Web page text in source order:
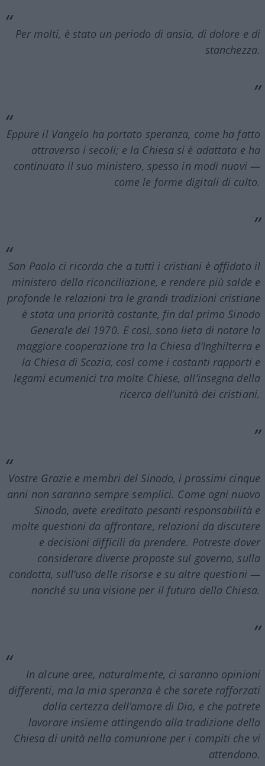
Per molti, è stato un periodo di ansia, di dolore e di
stanchezza.
Eppure il Vangelo ha portato speranza, come ha fatto
attraverso i secoli; e la Chiesa si è adattata e ha
continuato il suo ministero, spesso in modi nuovi —
come le forme digitali di culto.
San Paolo ci ricorda che a tutti i cristiani è affidato il
ministero della riconciliazione, e rendere più salde e
profonde le relazioni tra le grandi tradizioni cristiane
è stata una priorità costante, fin dal primo Sinodo
Generale del 1970. E così, sono lieta di notare la
maggiore cooperazione tra la Chiesa d’Inghilterra e
la Chiesa di Scozia, così come i costanti rapporti e
legami ecumenici tra molte Chiese, all’insegna della
ricerca dell’unità dei cristiani.
Vostre Grazie e membri del Sinodo, i prossimi cinque
anni non saranno sempre semplici. Come ogni nuovo
Sinodo, avete ereditato pesanti responsabilità e
molte questioni da affrontare, relazioni da discutere
e decisioni difficili da prendere. Potreste dover
considerare diverse proposte sul governo, sulla
condotta, sull’uso delle risorse e su altre questioni —
nonché su una visione per il futuro della Chiesa.
In alcune aree, naturalmente, ci saranno opinioni
differenti, ma la mia speranza è che sarete rafforzati
dalla certezza dell’amore di Dio, e che potrete
lavorare insieme attingendo alla tradizione della
Chiesa di unità nella comunione per i compiti che vi
attendono.